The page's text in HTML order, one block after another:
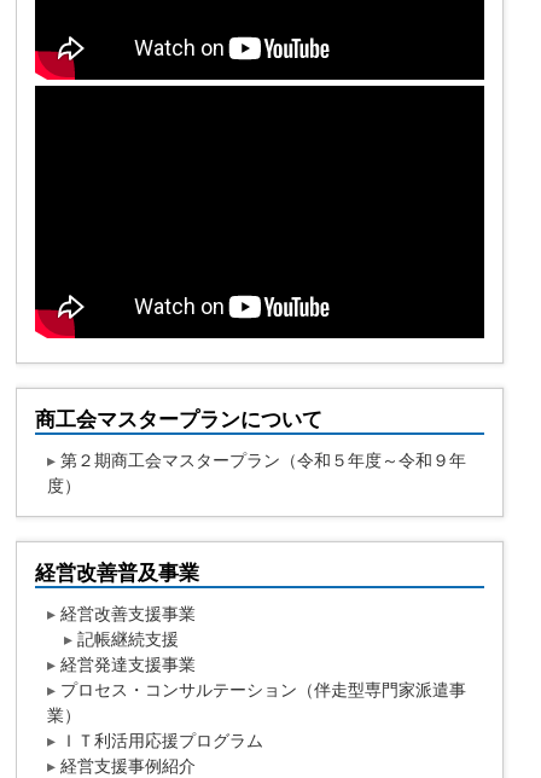
商工会マスタープランについて
▸第２期商工会マスタープラン（令和５年度～令和９年
度）
経営改善普及事業
▸経営改善支援事業
▸記帳継続支援
▸経営発達支援事業
▸ プロセス・コンサルテーション（伴走型専門家派遣事
業）
▸ ＩＴ利活用応援プログラム
▸経営支援事例紹介